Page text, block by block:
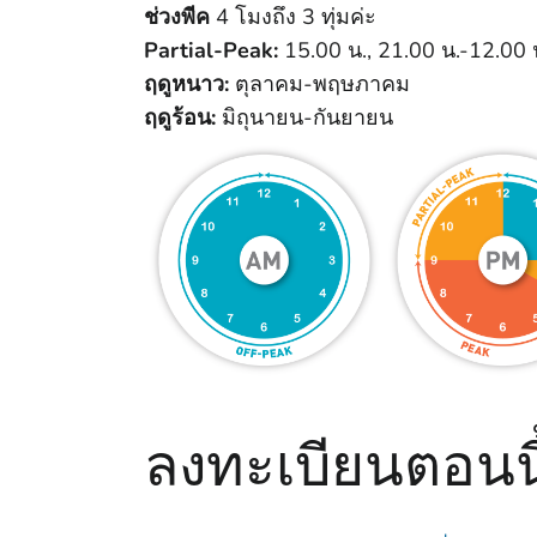
ช่วงพีค 4 โมงถึง 3 ทุ่มค่ะ
Partial-Peak: 15.00 น., 21.00 น.-12.00
ฤดูหนาว: ตุลาคม-พฤษภาคม
ฤดูร้อน: มิถุนายน-กันยายน
ลงทะเบียนตอน